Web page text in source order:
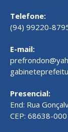
Telefone:
(94) 99220-
E-mail:
Presencial:
End: Rua
CEP: 68638-000